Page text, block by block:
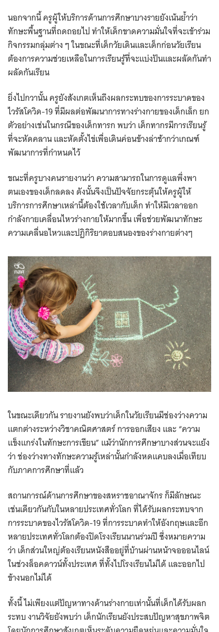
นอกจากนี้ ครูผู้ให้บริการด้านการศึกษาบางรายยังเน้นย้ำว่า
ทักษะพื้นฐานที่ถดถอยไป ทำให้เด็กขาดความมั่นใจที่จะเข้าร่วม
กิจกรรมกลุ่มต่าง ๆ ในขณะที่เด็กวัยเดินและเด็กก่อนวัยเรียน
ต้องการความช่วยเหลือในการเรียนรู้ที่จะแบ่งปันและผลัดกันทำ
ผลัดกันเรียน
ยิ่งไปกวานั้น ครูยังสังเกตเห็นถึงผลกระทบของการระบาดของ
ไวรัสโควิด-19 ที่มีผลต่อพัฒนาการทางร่างกายของเด็กเล็ก ยก
ตัวอย่างเช่นในกรณีของเด็กทารก พบว่า เด็กทากรมีการเรียนรู้
ที่จะหัดคลาน และหัดตั้งไข่เพื่อเดินค่อนข้างล่าช้ากว่าเกณฑ์
พัฒนาการที่กำหนดไว้
ขณะที่ครูบางคนรายงานว่า ความสามารถในการดูแลพึ่งพา
ตนเองของเด็กลดลง ดังนั้นจึงเป็นปัจจัยกระตุ้นให้ครูผู้ให้
บริการการศึกษาเหล่านี้ต้องใช้เวลากับเด็ก ทำให้มีเวลาออก
กำลังกายเคลื่อนไหวร่างกายให้มากขึ้น เพื่อช่วยพัฒนาทักษะ
ความเคลื่นอไหวและปฏิกิริยาตอบสนองของร่างกายต่างๆ
ในขณะเดียวกัน รายงานยังพบว่าเด็กในวัยเรียนมีช่องว่างความ
แตกต่างระหว่างวิชาคณิตศาสตร์ การออกเสียง และ “ความ
แข็งแกร่งในทักษะการเขียน” แม้ว่านักการศึกษาบางส่วนจะแย้ง
ว่า ช่องว่างทางทักษะความรู้เหล่านั้นกำลังหดแคบลงเมื่อเทียบ
กับภาคการศึกษาที่แล้ว
สถานการณ์ด้านการศึกษาของสหราชอาณาจักร ก็มีลักษณะ
เช่นเดียวกันกับในหลายประเทศทั่วโลก ที่ได้รับผลกระทบจาก
การระบาดของไวรัสโควิด-19 ที่การระบาดทำให้อังกฤษและอีก
หลายประเทศทั่วโลกต้องปิดโรงเรียนนานร่วมปี ซึ่งหมายความ
ว่า เด็กส่วนใหญ่ต้องเรียนหนังสืออยู่ที่บ้านผ่านหน้าจอออนไลน์
ในช่วงล็อคดาวน์ทั้งประเทศ ที่ทั้งไปโรงเรียนไม่ได้ และออกไป
ข้างนอกไม่ได้
ทั้งนี้ ไม่เพียงแต่ปัญหาทางด้านร่างกายเท่านั้นที่เด็กได้รับผลก
ระทบ งานวิจัยยังพบว่า เด็กนักเรียนยังประสบปัญหาสุขภาพจิต